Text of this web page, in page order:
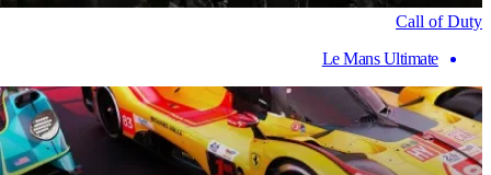
Call of Duty
Le Mans Ultimate